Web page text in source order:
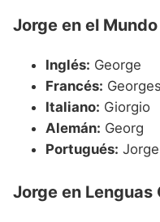
Jorge en el Mundo
Inglés: George
Francés: Georges
Italiano: Giorgio
Alemán: Georg
Portugués: Jorge
Jorge en Lenguas